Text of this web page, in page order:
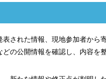
された情報、現地参加者から
の公開情報を確認し、内容を